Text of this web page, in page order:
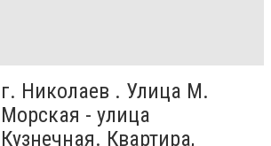
г. Николаев . Улица М.
Морская - улица
Кузнечная. Квартира,